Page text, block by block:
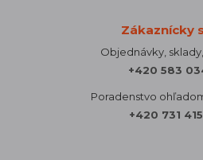
Zákaznícky
Objednávky,
+420 583
Poradenstvo
+420 731